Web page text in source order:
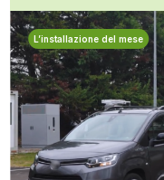
L’installazione del mese